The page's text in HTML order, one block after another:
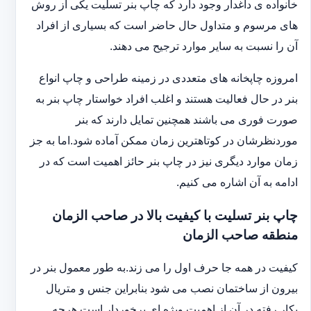
خانواده ی داغدار وجود دارد که چاپ بنر تسلیت یکی از روش
های مرسوم و متداول حال حاضر است که بسیاری از افراد
آن را نسبت به سایر موارد ترجیح می دهند.
امروزه چاپخانه های متعددی در زمینه طراحی و چاپ انواع
بنر در حال فعالیت هستند و اغلب افراد خواستار چاپ بنر به
صورت فوری می باشند همچنین تمایل دارند که بنر
موردنظرشان در کوتاهترین زمان ممکن آماده شود.اما به جز
زمان موارد دیگری نیز در چاپ بنر حائز اهمیت است که در
ادامه به آن اشاره می کنیم.
چاپ بنر تسلیت با کیفیت بالا در صاحب الزمان
منطقه صاحب الزمان
کیفیت در همه جا حرف اول را می زند.به طور معمول بنر در
بیرون از ساختمان نصب می شود بنابراین جنس و متریال